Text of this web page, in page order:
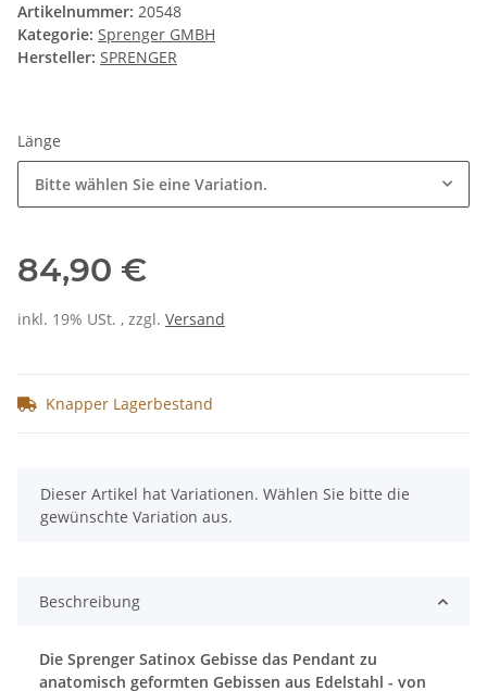
Artikelnummer: 20548
Kategorie: Sprenger GMBH
Hersteller: SPRENGER
Länge
Bitte wählen Sie eine Variation.
84,90 €
inkl. 19% USt. , zzgl. Versand
Knapper Lagerbestand
x
Dieser Artikel hat Variationen. Wählen Sie bitte die
gewünschte Variation aus.
Beschreibung
Die Sprenger Satinox Gebisse das Pendant zu
anatomisch geformten Gebissen aus Edelstahl - von